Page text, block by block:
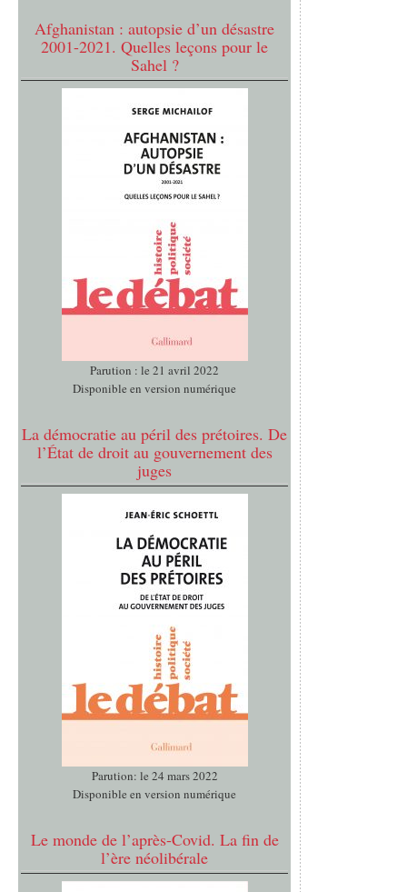
Afghanistan : autopsie d’un désastre
2001-2021. Quelles leçons pour le
Sahel ?
Parution : le 21 avril 2022
Disponible en version numérique
La démocratie au péril des prétoires. De
l’État de droit au gouvernement des
juges
Parution: le 24 mars 2022
Disponible en version numérique
Le monde de l’après-Covid. La fin de
l’ère néolibérale